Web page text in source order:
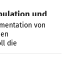
und
von
die
Manipulation und